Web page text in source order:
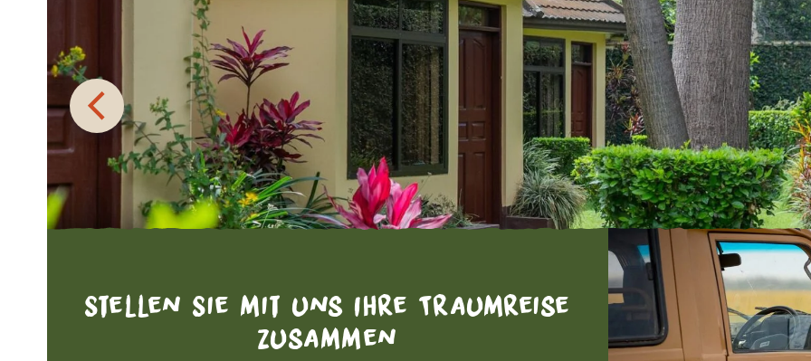
Stellen Sie mit uns Ihre Traumreise
zusammen